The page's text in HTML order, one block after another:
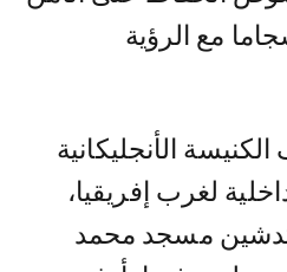
مع الرؤية
الأنجليكانية
لغرب إفريقيا،
مسجد محمد